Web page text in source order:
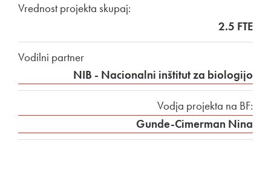
Vrednost projekta skupaj:
2.5 FTE
Vodilni partner
NIB - Nacionalni inštitut za biologijo
Vodja projekta na BF:
Gunde-Cimerman Nina